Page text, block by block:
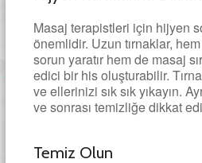
Masaj terapistleri için hijyen
önemlidir. Uzun tırnaklar,
sorun yaratır hem de masaj
edici bir his oluşturabilir.
ve ellerinizi sık sık yıkayın.
ve sonrası temizliğe dikkat
Temiz Olun